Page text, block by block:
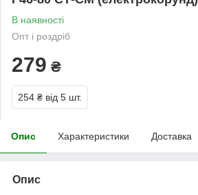
В наявності
Опт і роздріб
279 ₴
254 ₴ від 5 шт.
Опис Характеристики Доставка
Опис